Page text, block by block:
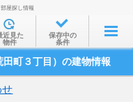
から
から
屋探し情報
近見た
物件
保存中の
条件
町３丁目）の建物情報
せ